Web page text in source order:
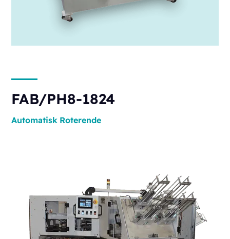
FAB/PH8-1824
Automatisk Roterende